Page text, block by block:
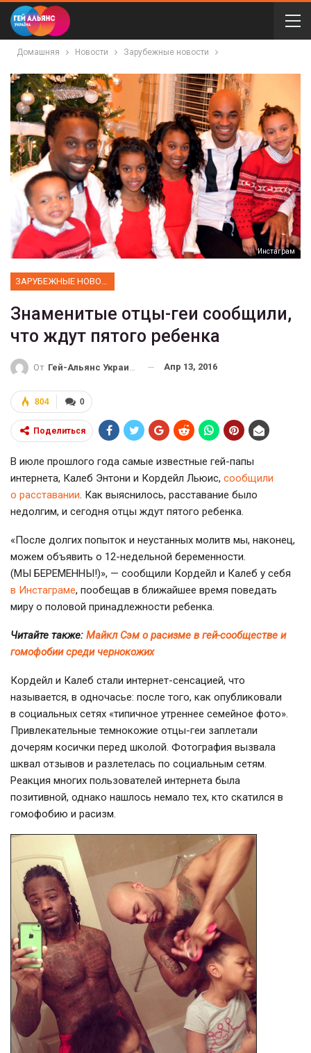
Домашняя Новости Зарубежные новости
Инстаграм
ЗАРУБЕЖНЫЕ НОВОСТИ
Знаменитые отцы-геи сообщили,
что ждут пятого ребенка
От Гей-Альянс Украина Апр 13, 2016
0
804
Поделиться
В июле прошлого года самые известные гей-папы
интернета, Калеб Энтони и Кордейл Льюис, сообщили
о расставании. Как выяснилось, расставание было
недолгим, и сегодня отцы ждут пятого ребенка.
«После долгих попыток и неустанных молитв мы, наконец,
можем объявить о 12-недельной беременности.
(МЫ БЕРЕМЕННЫ!)», — сообщили Кордейл и Калеб у себя
в Инстаграме, пообещав в ближайшее время поведать
миру о половой принадлежности ребенка.
Читайте также: Майкл Сэм о расизме в гей-сообществе и
гомофобии среди чернокожих
Кордейл и Калеб стали интернет-сенсацией, что
называется, в одночасье: после того, как опубликовали
в социальных сетях «типичное утреннее семейное фото».
Привлекательные темнокожие отцы-геи заплетали
дочерям косички перед школой. Фотография вызвала
шквал отзывов и разлетелась по социальным сетям.
Реакция многих пользователей интернета была
позитивной, однако нашлось немало тех, кто скатился в
гомофобию и расизм.